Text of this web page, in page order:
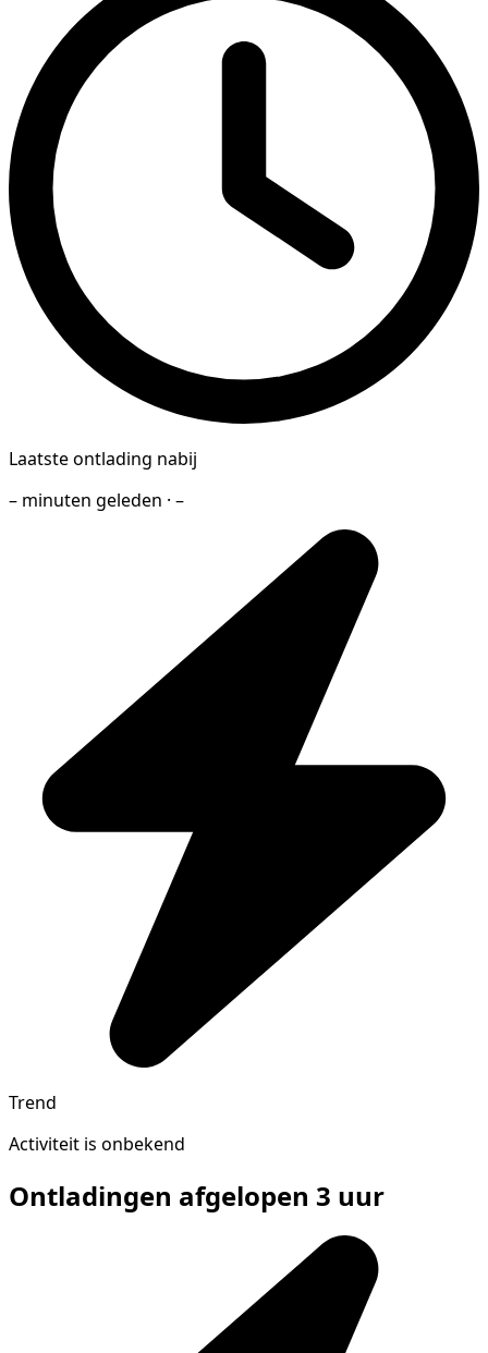
Laatste ontlading nabij
– minuten geleden · –
Trend
Activiteit is onbekend
Ontladingen afgelopen 3 uur